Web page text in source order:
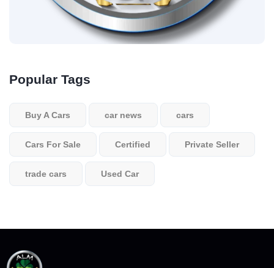
Popular Tags
Buy A Cars car news cars
Cars For Sale Certified Private Seller
trade cars Used Car